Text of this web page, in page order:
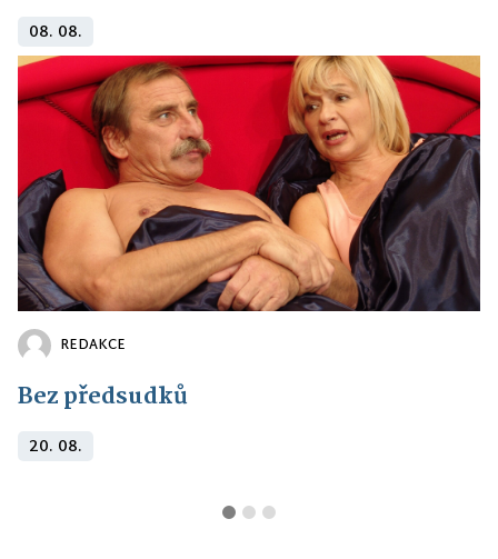
08. 08.
REDAKCE
Bez předsudků
20. 08.